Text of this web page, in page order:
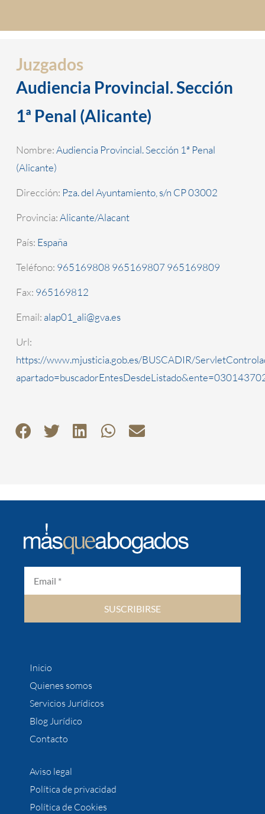
Juzgados
Audiencia Provincial. Sección
1ª Penal (Alicante)
Nombre:Audiencia Provincial. Sección 1ª Penal
(Alicante)
Dirección: Pza. del Ayuntamiento, s/n CP 03002
Provincia:Alicante/Alacant
País: España
Teléfono: 965169808 965169807 965169809
Fax: 965169812
Email: alap01_ali@gva.es
Url:
https://www.mjusticia.gob.es/BUSCADIR/
SUSCRIBIRSE
Inicio
Quienes somos
Servicios Jurídicos
Blog Jurídico
Contacto
Aviso legal
Política de privacidad
Política de Cookies